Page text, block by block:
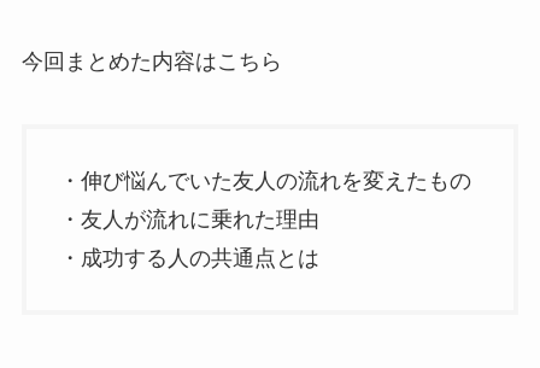
今回まとめた内容はこちら
・伸び悩んでいた友人の流れを変えたもの
・友人が流れに乗れた理由
・成功する人の共通点とは